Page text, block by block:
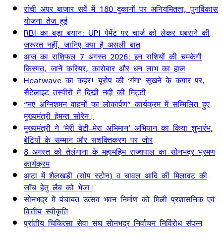
रांची अपर बाजार सर्वे में 180 दुकानों पर अनियमितता, पुनर्विकास
योजना तेज हुई
RBI का बड़ा बयान: UPI पेमेंट पर चार्ज को लेकर घबराने की
जरूरत नहीं, जानिए क्या है असली बात
आज का राशिफल 7 अगस्त 2026: इन राशियों की चमकेगी
किस्मत, जानें करियर, कारोबार और धन लाभ का हाल
Heatwave का कहर! यूरोप की ‘गंगा’ सूखने के कगार पर,
सैटेलाइट तस्वीरों में दिखी नदी की मिट्टी
“नए अग्निशमन वाहनों का लोकार्पण” कार्यक्रम में सम्मिलित हुए
मुख्यमंत्री हेमन्त सोरेन।
मुख्यमंत्री ने ‘मेरी बेटी–मेरा अभिमान’ अभियान का किया शुभारंभ,
बेटियों के सम्मान और सशक्तिकरण पर जोर
8 अगस्त को तेलंगाना के महामहिम राज्यपाल का सोनभद्र भ्रमण
कार्यक्रम
आटा में शैलखड़ी (राोप स्टोन) व चावल आदि की मिलावट की
जॉच हेतु लैब को भेजा।
सोनभद्र में पंचायत उत्सव भवन निर्माण को मिली प्रशासनिक एवं
वित्तीय स्वीकृति
प्रांतीय चिकित्सा सेवा संघ सोनभद्र निर्वाचन निर्विरोध संपन्न